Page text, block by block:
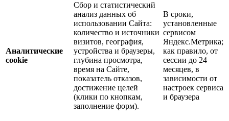
Аналитические
cookie
Сбор и статистический
анализ данных об
использовании Сайта:
количество и источники
визитов, география,
устройства и браузеры,
глубина просмотра,
время на Сайте,
показатель отказов,
достижение целей
(клики по кнопкам,
заполнение форм).
В сроки,
установленные
сервисом
Яндекс.Метрика;
как правило, от
сессии до 24
месяцев, в
зависимости от
настроек сервиса
и браузера